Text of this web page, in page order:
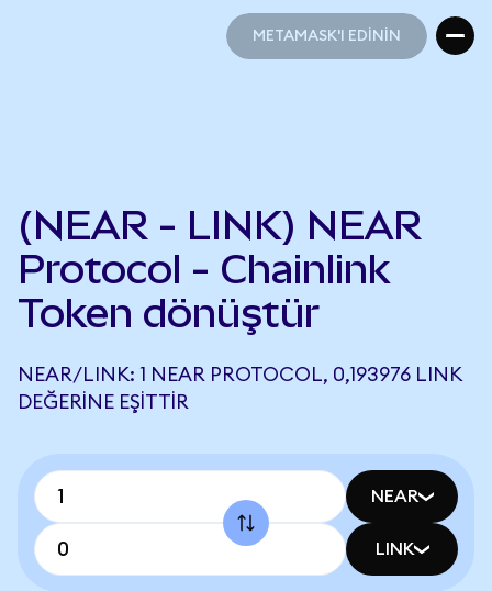
METAMASK'I EDİNİN
(NEAR - LINK) NEAR
Protocol - Chainlink
Token dönüştür
NEAR/LINK: 1 NEAR PROTOCOL, 0,193976 LINK
DEĞERINE EŞITTIR
NEAR
LINK